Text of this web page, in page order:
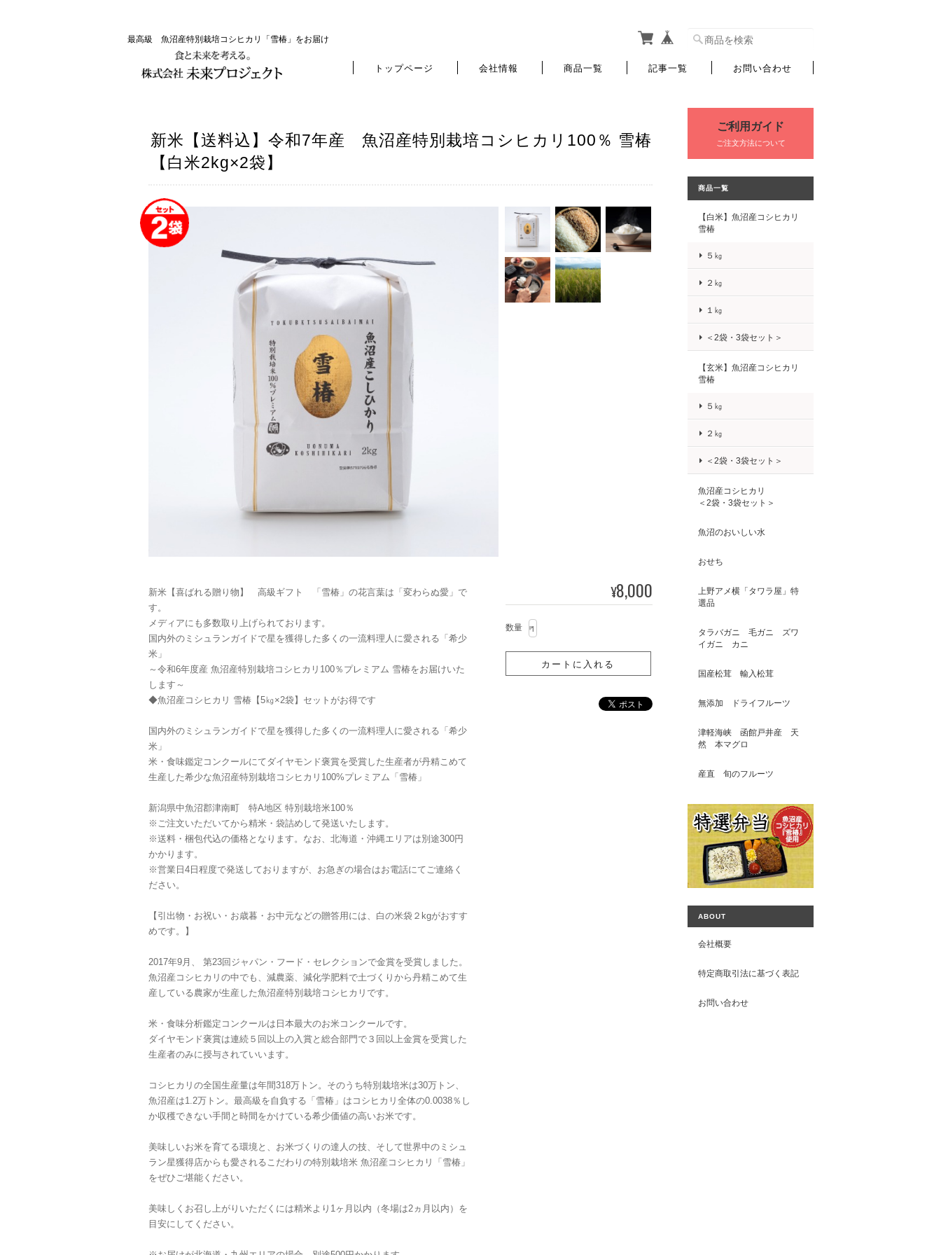
最高級 魚沼産特別栽培コシヒカリ「雪椿」をお届け
トップページ 会社情報 商品一覧 記事一覧 お問い合わせ
新米【送料込】令和7年産 魚沼産特別栽培コシヒカリ100％ 雪椿
【白米2kg×2袋】
新米【喜ばれる贈り物】 高級ギフト 「雪椿」の花言葉は「変わらぬ愛」で
す。
メディアにも多数取り上げられております。
国内外のミシュランガイドで星を獲得した多くの一流料理人に愛される「希少
米」
～令和6年度産 魚沼産特別栽培コシヒカリ100％プレミアム 雪椿をお届けいた
します～
◆魚沼産コシヒカリ 雪椿【5㎏×2袋】セットがお得です
国内外のミシュランガイドで星を獲得した多くの一流料理人に愛される「希少
米」
米・食味鑑定コンクールにてダイヤモンド褒賞を受賞した生産者が丹精こめて
生産した希少な魚沼産特別栽培コシヒカリ100%プレミアム「雪椿」
新潟県中魚沼郡津南町 特A地区 特別栽培米100％
※ご注文いただいてから精米・袋詰めして発送いたします。
※送料・梱包代込の価格となります。なお、北海道・沖縄エリアは別途300円
かかります。
※営業日4日程度で発送しておりますが、お急ぎの場合はお電話にてご連絡く
ださい。
【引出物・お祝い・お歳暮・お中元などの贈答用には、白の米袋２kgがおすす
めです。】
2017年9月、 第23回ジャパン・フード・セレクションで金賞を受賞しました。
魚沼産コシヒカリの中でも、減農薬、減化学肥料で土づくりから丹精こめて生
産している農家が生産した魚沼産特別栽培コシヒカリです。
米・食味分析鑑定コンクールは日本最大のお米コンクールです。
ダイヤモンド褒賞は連続５回以上の入賞と総合部門で３回以上金賞を受賞した
生産者のみに授与されていいます。
コシヒカリの全国生産量は年間318万トン。そのうち特別栽培米は30万トン、
魚沼産は1.2万トン。最高級を自負する「雪椿」はコシヒカリ全体の0.0038％し
か収穫できない手間と時間をかけている希少価値の高いお米です。
美味しいお米を育てる環境と、お米づくりの達人の技、そして世界中のミシュ
ラン星獲得店からも愛されるこだわりの特別栽培米 魚沼産コシヒカリ「雪椿」
をぜひご堪能ください。
美味しくお召し上がりいただくには精米より1ヶ月以内（冬場は2ヵ月以内）を
目安にしてください。
¥8,000
数量
ご利用ガイド
ご注文方法について
商品一覧
【白米】魚沼産コシヒカリ
雪椿
５㎏
２㎏
１㎏
＜2袋・3袋セット＞
【玄米】魚沼産コシヒカリ
雪椿
５㎏
２㎏
＜2袋・3袋セット＞
魚沼産コシヒカリ
＜2袋・3袋セット＞
魚沼のおいしい水
おせち
上野アメ横「タワラ屋」特
選品
タラバガニ 毛ガニ ズワ
イガニ カニ
国産松茸 輸入松茸
無添加 ドライフルーツ
津軽海峡 函館戸井産 天
然 本マグロ
産直 旬のフルーツ
ABOUT
会社概要
特定商取引法に基づく表記
お問い合わせ